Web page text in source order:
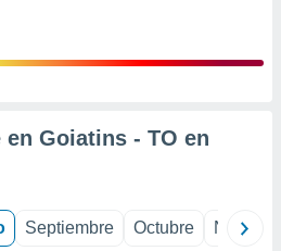
Goiatins - TO en
Septiembre Octubre